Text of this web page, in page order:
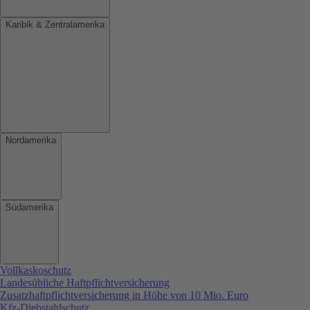
Karibik & Zentralamerika
Nordamerika
Südamerika
Vollkaskoschutz
Landesübliche Haftpflichtversicherung
Zusatzhaftpflichtversicherung in Höhe von 10 Mio. Euro
Kfz-Diebstahlschutz